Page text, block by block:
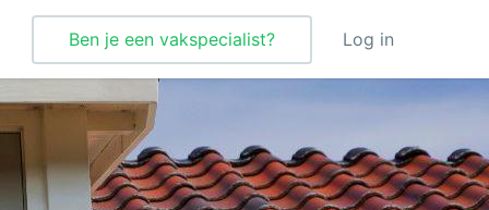
Ben je een vakspecialist? Log in
Verbouwing
Vloeren